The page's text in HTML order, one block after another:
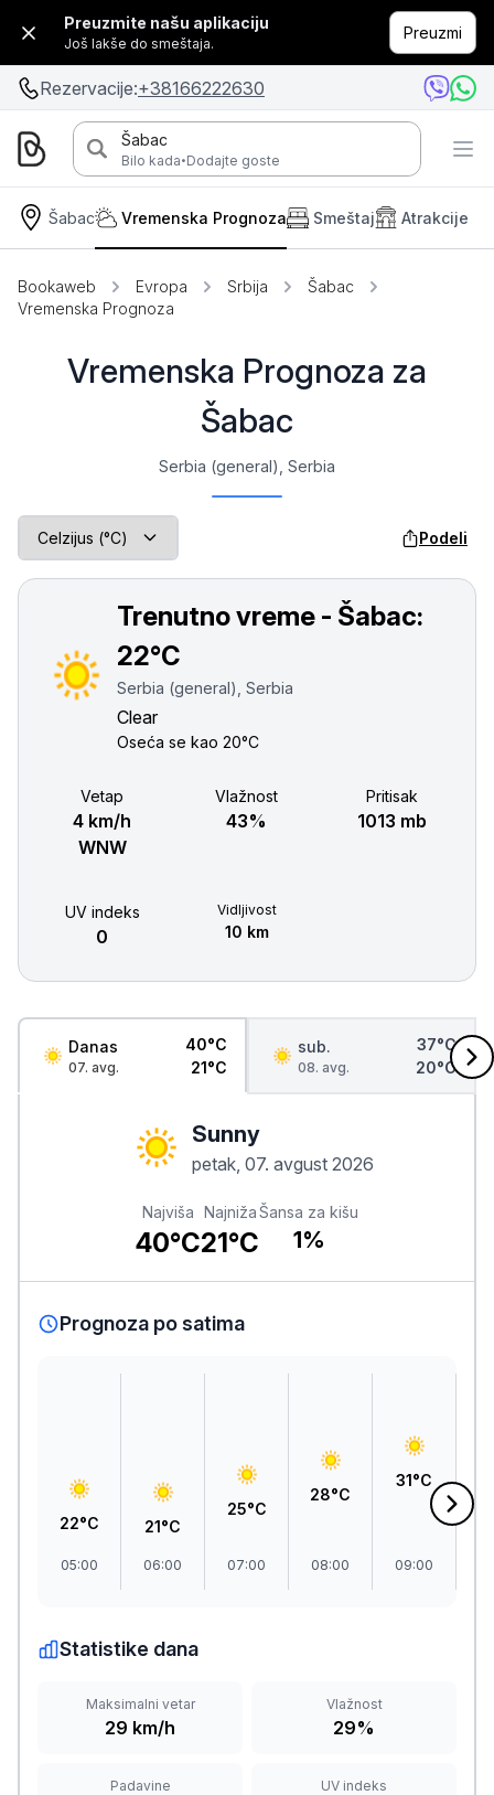
Preuzmite našu aplikaciju
Još lakše do smeštaja.
Preuzmi
Rezervacije:+38166222630
Šabac
Bilo kada·Dodajte goste
Šabac Smeštaj Atrakcije
Vremenska Prognoza
Bookaweb Evropa Srbija
Šabac
Vremenska Prognoza
Vremenska Prognoza za
Šabac
Serbia (general), Serbia
Podeli
Trenutno vreme - Šabac:
22°C
Serbia (general), Serbia
Clear
Oseća se kao 20°C
Vetар
4 km/h
WNW
Vlažnost
43%
Pritisak
1013 mb
UV indeks
0
Vidljivost
10 km
Danas
07. avg.
40°C
21°C
sub.
08. avg.
37°C
20°C
Sunny
petak, 07. avgust 2026
Najviša
40°C
Najniža
21°C
Šansa za kišu
1%
Prognoza po satima
22°C
05:00
21°C
06:00
25°C
07:00
28°C
08:00
31°C
09:00
Statistike dana
Maksimalni vetar
29 km/h
Vlažnost
29%
Padavine UV indeks